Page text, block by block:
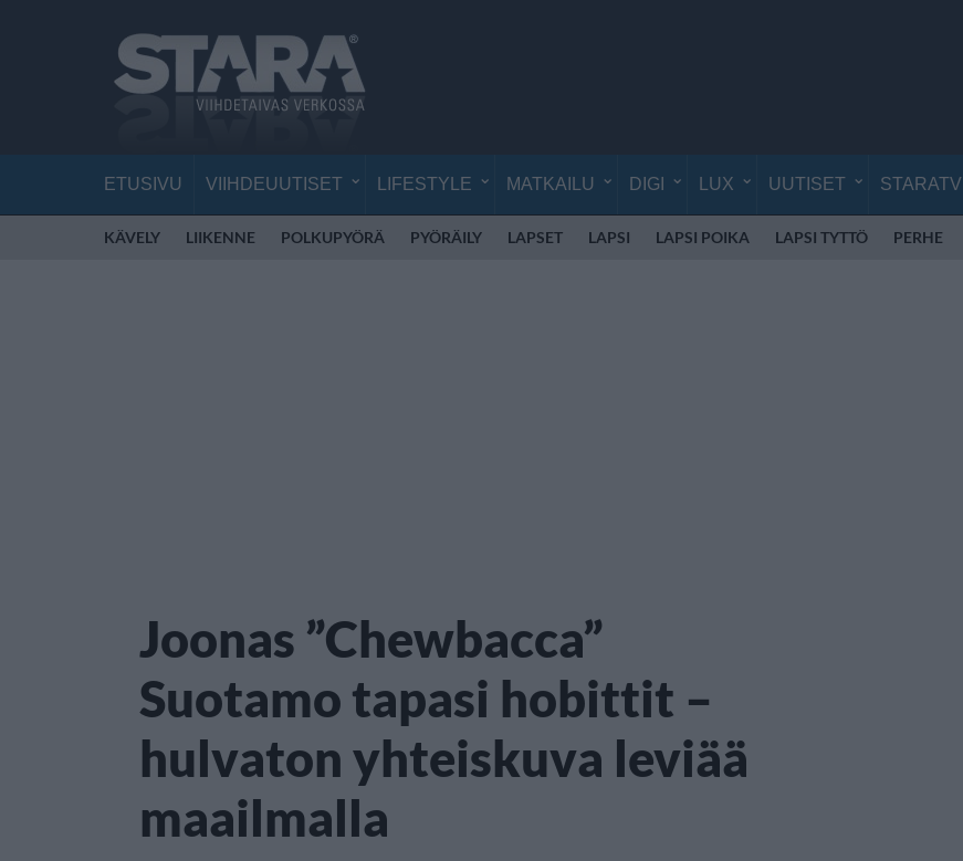
ETUSIVU VIIHDEUUTISET LIFESTYLE MATKAILU DIGI LUX UUTISET STARATV
KÄVELY LIIKENNE POLKUPYÖRÄ PYÖRÄILY LAPSET LAPSI LAPSI POIKA LAPSI TYTTÖ PERHE
Joonas ”Chewbacca”
Suotamo tapasi hobittit –
hulvaton yhteiskuva leviää
maailmalla